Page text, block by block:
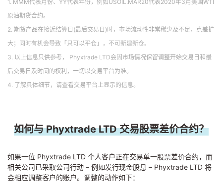
1. MMM代表月份、YY代表年份，例如USOIL.MAR20代表2020年3月美国WTI
原油期货合约。
2. 期货产品在接近结算日(最后交易日)时，市场流动性非常稀少及不足，点差扩
大；同时有机会导致「只可以平仓」，不可新建新仓。
3. 以上信息只供参考， Phyxtrade LTD会因市场情况保留调整开始交易日和最
后交易日及时间的权利，一切以交易平台为准。
4. 了解具体细节，请查看交易平台上显示的信息。
如何与 Phyxtrade LTD 交易股票差价合约？
如果一位 Phyxtrade LTD 个人客户正在交易单一股票差价合约，而
相关公司已采取公司行动 – 例如发行现金股息 – Phyxtrade LTD 将
会相应调整客户的账户。调整的动作如下：